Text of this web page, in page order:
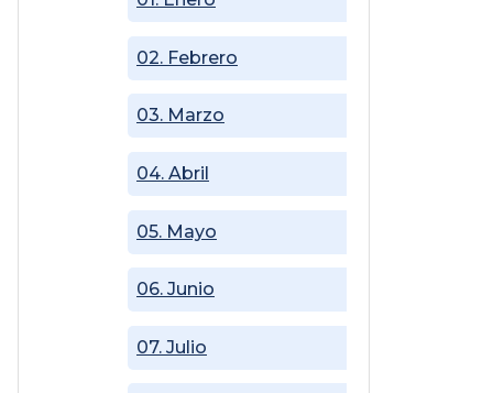
02. Febrero
03. Marzo
04. Abril
05. Mayo
06. Junio
07. Julio